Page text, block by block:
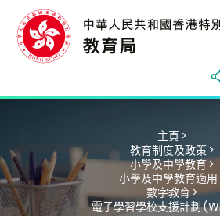
主頁 >
教育制度及政策 >
小學及中學教育 >
小學及中學教育適用
數字教育 >
電子學習學校支援計劃